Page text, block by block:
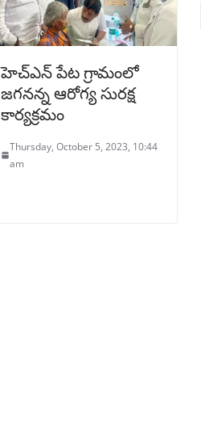
హెచ్ఎన్ పేట గ్రామంలో
జగనన్న ఆరోగ్య సురక్ష
కార్యక్రమం
Thursday, October 5, 2023, 10:44
am